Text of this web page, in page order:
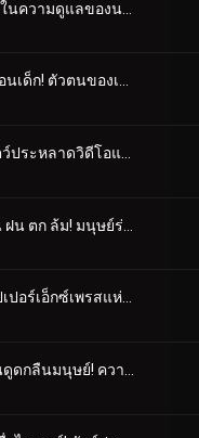
ตอนที่ 27 เพื่อนเด็ก! ตัวตนของเด็ก X
ตอนที่ 30 ซุปเปอร์เอ็กซ์เพรสแห่งความชั่วร้าย! โรลเลอร์สเก็ต มอนสเตอร์